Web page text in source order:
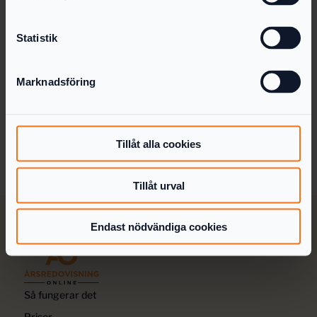
Statistik
Marknadsföring
Tillåt alla cookies
Tillåt urval
Endast nödvändiga cookies
utrymmet hos en myndighet är en plats där en
uppgifter och material, utan insyn från andra,
är att förhindra att ofullständiga handlingar (t.ex.
en delvis ifylld deklaration, eller en
fastställelseintyg) anses "inkomna" till
myndigheten och därmed blir offentlig handling.
Så fungerar det